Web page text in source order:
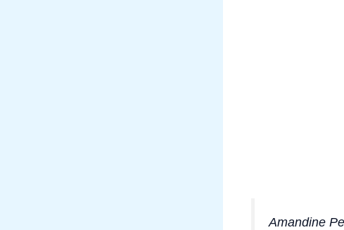
Amandine